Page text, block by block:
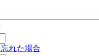
れた場合